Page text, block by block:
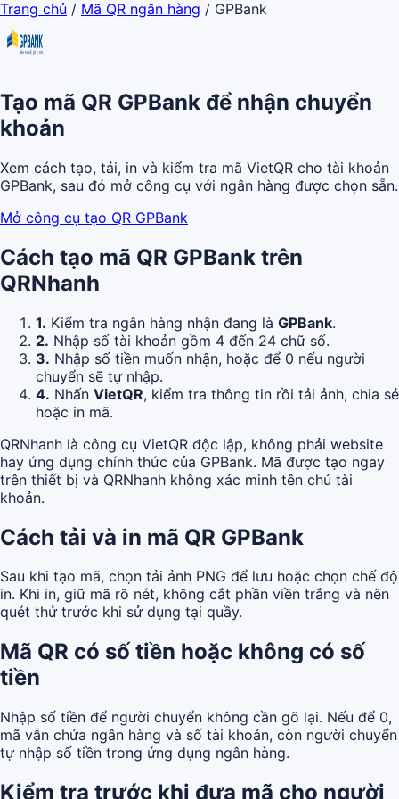
Trang chủ / Mã QR ngân hàng / GPBank
Tạo mã QR GPBank để nhận chuyển
khoản
Xem cách tạo, tải, in và kiểm tra mã VietQR cho tài khoản
GPBank, sau đó mở công cụ với ngân hàng được chọn sẵn.
Mở công cụ tạo QR GPBank
Cách tạo mã QR GPBank trên
QRNhanh
1. Kiểm tra ngân hàng nhận đang là GPBank.
2. Nhập số tài khoản gồm 4 đến 24 chữ số.
3. Nhập số tiền muốn nhận, hoặc để 0 nếu người
chuyển sẽ tự nhập.
4. Nhấn VietQR, kiểm tra thông tin rồi tải ảnh, chia sẻ
hoặc in mã.
QRNhanh là công cụ VietQR độc lập, không phải website
hay ứng dụng chính thức của GPBank. Mã được tạo ngay
trên thiết bị và QRNhanh không xác minh tên chủ tài
khoản.
Cách tải và in mã QR GPBank
Sau khi tạo mã, chọn tải ảnh PNG để lưu hoặc chọn chế độ
in. Khi in, giữ mã rõ nét, không cắt phần viền trắng và nên
quét thử trước khi sử dụng tại quầy.
Mã QR có số tiền hoặc không có số
tiền
Nhập số tiền để người chuyển không cần gõ lại. Nếu để 0,
mã vẫn chứa ngân hàng và số tài khoản, còn người chuyển
tự nhập số tiền trong ứng dụng ngân hàng.
Kiểm tra trước khi đưa mã cho người